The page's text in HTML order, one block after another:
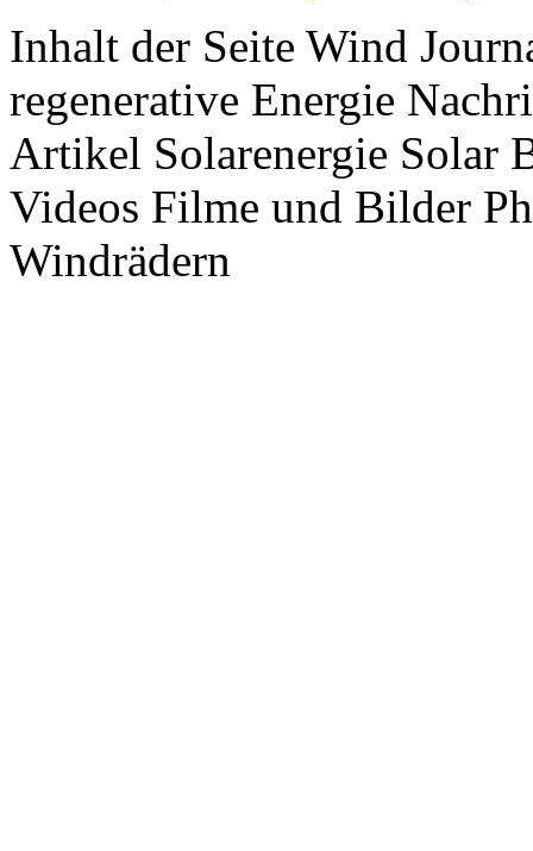
Inhalt der Seite Wind
regenerative Energie
Artikel Solarenergie Solar
Videos Filme und Bilder
Windrädern